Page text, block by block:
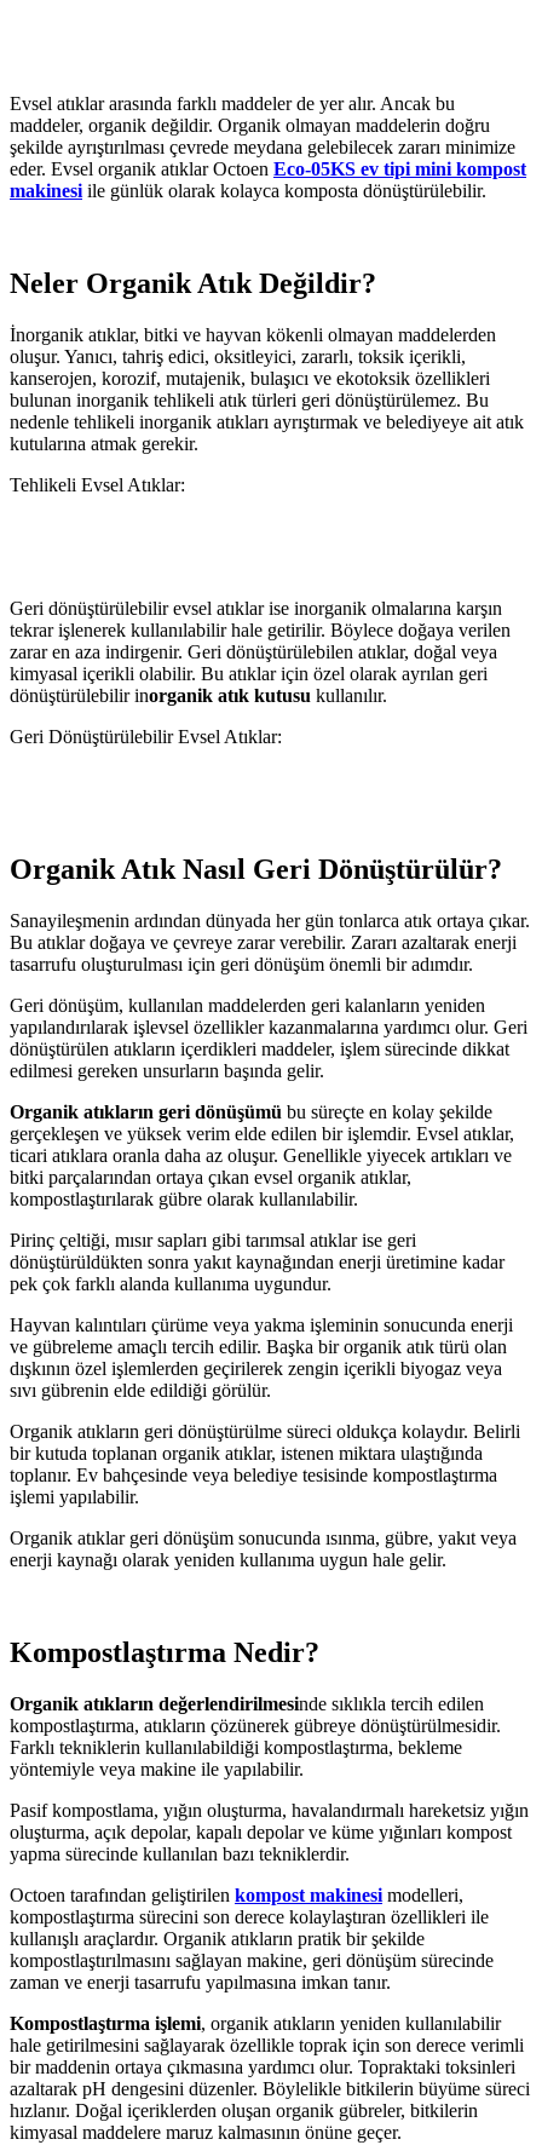
Evsel atıklar arasında farklı maddeler de yer alır. Ancak bu
maddeler, organik değildir. Organik olmayan maddelerin doğru
şekilde ayrıştırılması çevrede meydana gelebilecek zararı minimize
eder. Evsel organik atıklar Octoen Eco-05KS ev tipi mini kompost
makinesi ile günlük olarak kolayca komposta dönüştürülebilir.
Neler Organik Atık Değildir?
İnorganik atıklar, bitki ve hayvan kökenli olmayan maddelerden
oluşur. Yanıcı, tahriş edici, oksitleyici, zararlı, toksik içerikli,
kanserojen, korozif, mutajenik, bulaşıcı ve ekotoksik özellikleri
bulunan inorganik tehlikeli atık türleri geri dönüştürülemez. Bu
nedenle tehlikeli inorganik atıkları ayrıştırmak ve belediyeye ait atık
kutularına atmak gerekir.
Tehlikeli Evsel Atıklar:
Geri dönüştürülebilir evsel atıklar ise inorganik olmalarına karşın
tekrar işlenerek kullanılabilir hale getirilir. Böylece doğaya verilen
zarar en aza indirgenir. Geri dönüştürülebilen atıklar, doğal veya
kimyasal içerikli olabilir. Bu atıklar için özel olarak ayrılan geri
dönüştürülebilir inorganik atık kutusu kullanılır.
Geri Dönüştürülebilir Evsel Atıklar:
Organik Atık Nasıl Geri Dönüştürülür?
Sanayileşmenin ardından dünyada her gün tonlarca atık ortaya çıkar.
Bu atıklar doğaya ve çevreye zarar verebilir. Zararı azaltarak enerji
tasarrufu oluşturulması için geri dönüşüm önemli bir adımdır.
Geri dönüşüm, kullanılan maddelerden geri kalanların yeniden
yapılandırılarak işlevsel özellikler kazanmalarına yardımcı olur. Geri
dönüştürülen atıkların içerdikleri maddeler, işlem sürecinde dikkat
edilmesi gereken unsurların başında gelir.
Organik atıkların geri dönüşümü bu süreçte en kolay şekilde
gerçekleşen ve yüksek verim elde edilen bir işlemdir. Evsel atıklar,
ticari atıklara oranla daha az oluşur. Genellikle yiyecek artıkları ve
bitki parçalarından ortaya çıkan evsel organik atıklar,
kompostlaştırılarak gübre olarak kullanılabilir.
Pirinç çeltiği, mısır sapları gibi tarımsal atıklar ise geri
dönüştürüldükten sonra yakıt kaynağından enerji üretimine kadar
pek çok farklı alanda kullanıma uygundur.
Hayvan kalıntıları çürüme veya yakma işleminin sonucunda enerji
ve gübreleme amaçlı tercih edilir. Başka bir organik atık türü olan
dışkının özel işlemlerden geçirilerek zengin içerikli biyogaz veya
sıvı gübrenin elde edildiği görülür.
Organik atıkların geri dönüştürülme süreci oldukça kolaydır. Belirli
bir kutuda toplanan organik atıklar, istenen miktara ulaştığında
toplanır. Ev bahçesinde veya belediye tesisinde kompostlaştırma
işlemi yapılabilir.
Organik atıklar geri dönüşüm sonucunda ısınma, gübre, yakıt veya
enerji kaynağı olarak yeniden kullanıma uygun hale gelir.
Kompostlaştırma Nedir?
Organik atıkların değerlendirilmesinde sıklıkla tercih edilen
kompostlaştırma, atıkların çözünerek gübreye dönüştürülmesidir.
Farklı tekniklerin kullanılabildiği kompostlaştırma, bekleme
yöntemiyle veya makine ile yapılabilir.
Pasif kompostlama, yığın oluşturma, havalandırmalı hareketsiz yığın
oluşturma, açık depolar, kapalı depolar ve küme yığınları kompost
yapma sürecinde kullanılan bazı tekniklerdir.
Octoen tarafından geliştirilen kompost makinesi modelleri,
kompostlaştırma sürecini son derece kolaylaştıran özellikleri ile
kullanışlı araçlardır. Organik atıkların pratik bir şekilde
kompostlaştırılmasını sağlayan makine, geri dönüşüm sürecinde
zaman ve enerji tasarrufu yapılmasına imkan tanır.
Kompostlaştırma işlemi, organik atıkların yeniden kullanılabilir
hale getirilmesini sağlayarak özellikle toprak için son derece verimli
bir maddenin ortaya çıkmasına yardımcı olur. Topraktaki toksinleri
azaltarak pH dengesini düzenler. Böylelikle bitkilerin büyüme süreci
hızlanır. Doğal içeriklerden oluşan organik gübreler, bitkilerin
kimyasal maddelere maruz kalmasının önüne geçer.